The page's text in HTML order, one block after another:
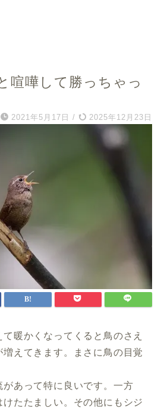
喧嘩して勝っちゃっ
2021年5月17日 / 2025年12月23日
暖かくなってくると鳥のさえ
えてきます。まさに鳥の目覚
があって特に良いです。一方
たたましい。その他にもシジ